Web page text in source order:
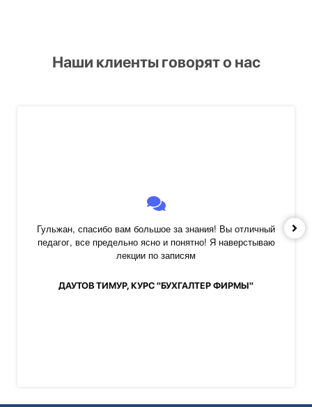
Наши клиенты говорят о нас
Гульжан, спасибо вам большое за знания! Вы отличный
педагог, все предельно ясно и понятно! Я наверстываю
лекции по записям
ДАУТОВ ТИМУР, КУРС "БУХГАЛТЕР ФИРМЫ"